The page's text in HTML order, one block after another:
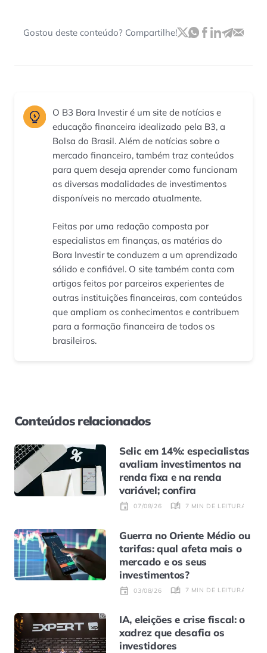
Gostou deste conteúdo? Compartilhe!
O B3 Bora Investir é um site de notícias e
educação financeira idealizado pela B3, a
Bolsa do Brasil. Além de notícias sobre o
mercado financeiro, também traz conteúdos
para quem deseja aprender como funcionam
as diversas modalidades de investimentos
disponíveis no mercado atualmente.
Feitas por uma redação composta por
especialistas em finanças, as matérias do
Bora Investir te conduzem a um aprendizado
sólido e confiável. O site também conta com
artigos feitos por parceiros experientes de
outras instituições financeiras, com conteúdos
que ampliam os conhecimentos e contribuem
para a formação financeira de todos os
brasileiros.
Conteúdos relacionados
Selic em 14%: especialistas
avaliam investimentos na
renda fixa e na renda
variável; confira
07/08/26 7 MIN DE LEITURA
Guerra no Oriente Médio ou
tarifas: qual afeta mais o
mercado e os seus
investimentos?
03/08/26 7 MIN DE LEITURA
IA, eleições e crise fiscal: o
xadrez que desafia os
investidores